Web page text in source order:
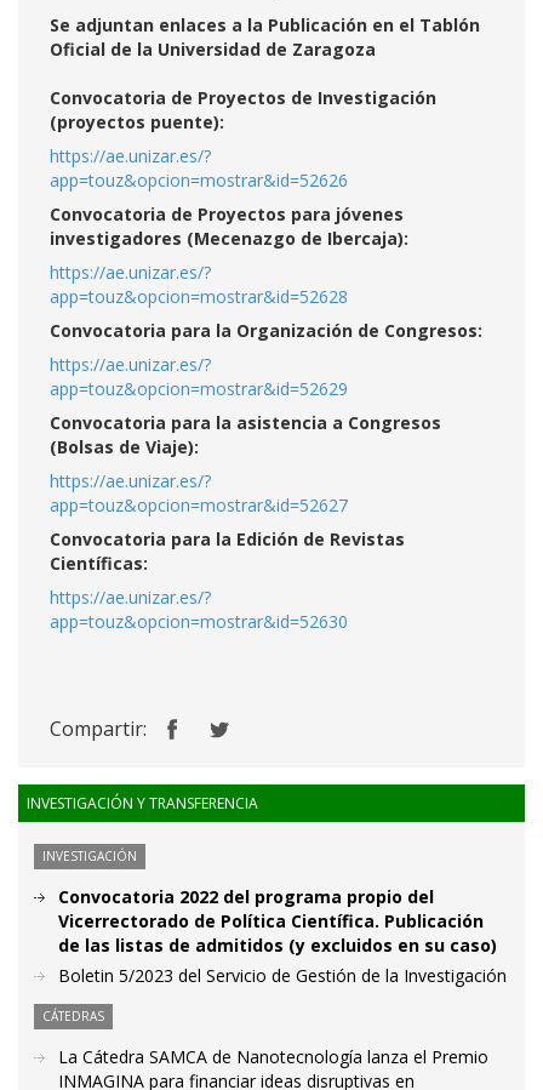
Se adjuntan enlaces a la Publicación en el Tablón
Oficial de la Universidad de Zaragoza
Convocatoria de Proyectos de Investigación
(proyectos puente):
https://ae.unizar.es/?
app=touz&opcion=mostrar&id=52626
Convocatoria de Proyectos para jóvenes
investigadores (Mecenazgo de Ibercaja):
https://ae.unizar.es/?
app=touz&opcion=mostrar&id=52628
Convocatoria para la Organización de Congresos:
https://ae.unizar.es/?
app=touz&opcion=mostrar&id=52629
Convocatoria para la asistencia a Congresos
(Bolsas de Viaje):
https://ae.unizar.es/?
app=touz&opcion=mostrar&id=52627
Convocatoria para la Edición de Revistas
Científicas:
https://ae.unizar.es/?
app=touz&opcion=mostrar&id=52630
Compartir:
INVESTIGACIÓN Y TRANSFERENCIA
INVESTIGACIÓN
Convocatoria 2022 del programa propio del
Vicerrectorado de Política Científica. Publicación
de las listas de admitidos (y excluidos en su caso)
Boletin 5/2023 del Servicio de Gestión de la Investigación
CÁTEDRAS
La Cátedra SAMCA de Nanotecnología lanza el Premio
INMAGINA para financiar ideas disruptivas en